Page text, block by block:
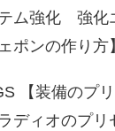
ム強化 強化
ポンの作り方】
【装備のプ
ディオのプリ